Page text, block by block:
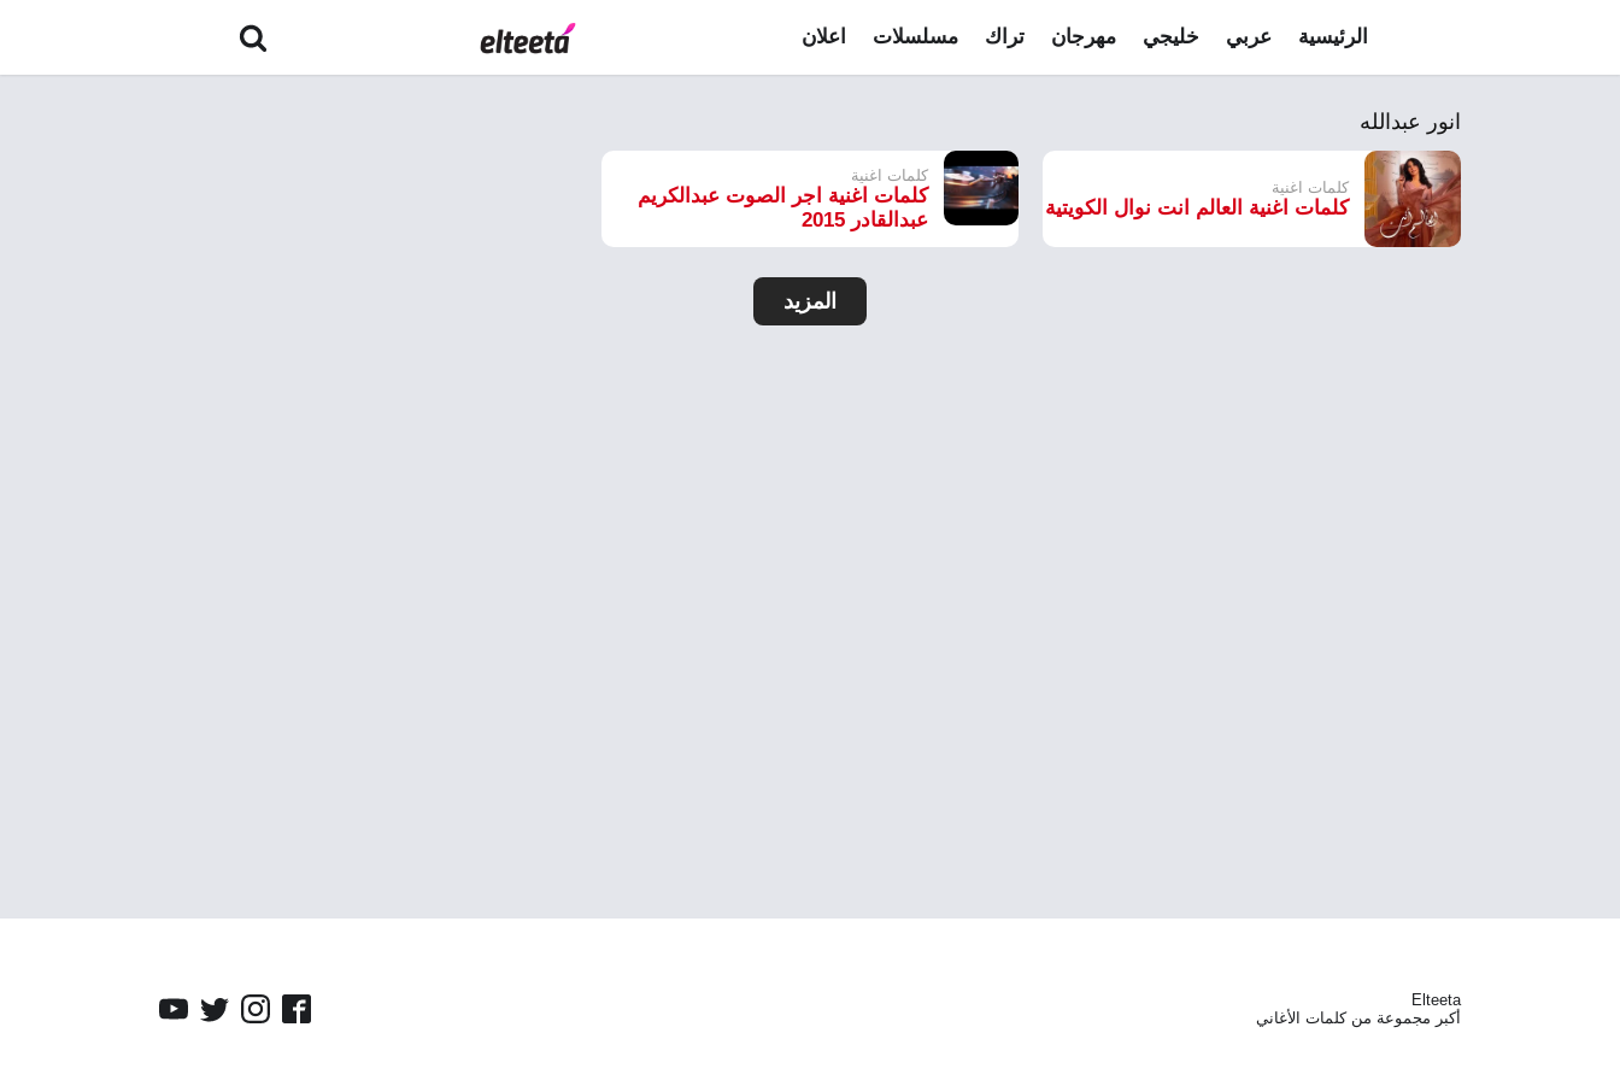
الرئيسية عربي خليجي مهرجان تراك مسلسلات اعلان
انور عبدالله
كلمات اغنية
كلمات اغنية العالم انت نوال الكويتية
كلمات اغنية
كلمات اغنية اجر الصوت عبدالكريم
عبدالقادر 2015
المزيد
Elteeta
أكبر مجموعة من كلمات الأغاني